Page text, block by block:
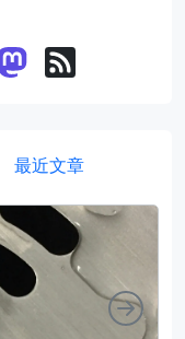
最近文章
向右